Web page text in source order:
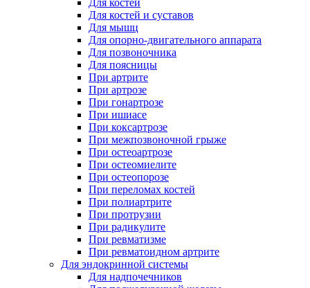
Для костей
Для костей и суставов
Для мышц
Для опорно-двигательного аппарата
Для позвоночника
Для поясницы
При артрите
При артрозе
При гонартрозе
При ишиасе
При коксартрозе
При межпозвоночной грыже
При остеоартрозе
При остеомиелите
При остеопорозе
При переломах костей
При полиартрите
При протрузии
При радикулите
При ревматизме
При ревматоидном артрите
Для эндокринной системы
Для надпочечников